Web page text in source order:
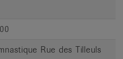
Rue des Tilleuls